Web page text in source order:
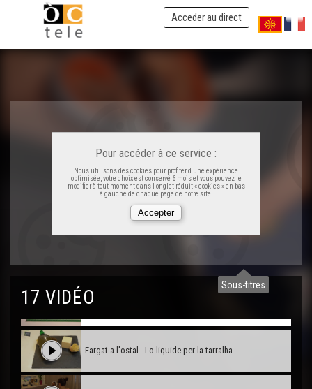
Acceder au direct
Sous-titres
Pour accéder à ce service :
Nous utilisons des cookies pour profiter d'une expérience
optimisée, votre choix est conservé 6 mois et vous pouvez le
modifier à tout moment dans l'onglet réduit « cookies » en bas
à gauche de chaque page de notre site.
17 VIDÉO
Fargat a l'ostal - Lo shampong solide
Fargat a l'ostal - La masqueta
Fargat a l'ostal - Lo liquide per la tarralha